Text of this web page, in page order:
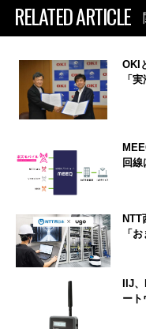
RELATED ARTICLE
OKI
「
回
NTT
「
IIJ
ート